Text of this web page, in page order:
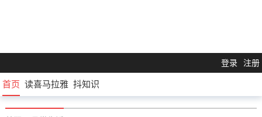
登录 注册
首页 读喜马拉雅 抖知识